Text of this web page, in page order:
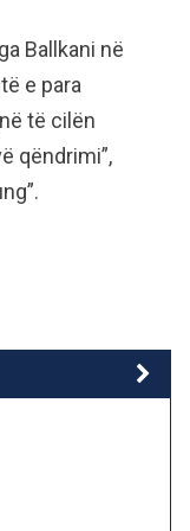
Ballkani në
e para
të cilën
qëndrimi”,